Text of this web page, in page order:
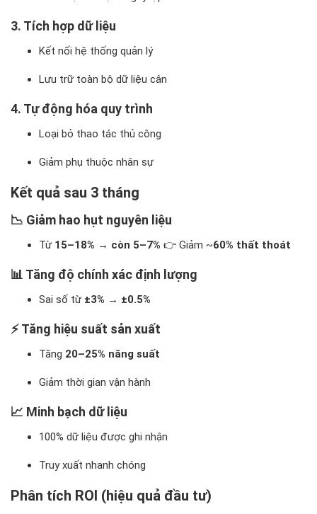
3. Tích hợp dữ liệu
Kết nối hệ thống quản lý
Lưu trữ toàn bộ dữ liệu cân
4. Tự động hóa quy trình
Loại bỏ thao tác thủ công
Giảm phụ thuộc nhân sự
Kết quả sau 3 tháng
📉 Giảm hao hụt nguyên liệu
Từ 15–18% → còn 5–7% 👉 Giảm ~60% thất thoát
📊 Tăng độ chính xác định lượng
Sai số từ ±3% → ±0.5%
⚡ Tăng hiệu suất sản xuất
Tăng 20–25% năng suất
Giảm thời gian vận hành
📈 Minh bạch dữ liệu
100% dữ liệu được ghi nhận
Truy xuất nhanh chóng
Phân tích ROI (hiệu quả đầu tư)